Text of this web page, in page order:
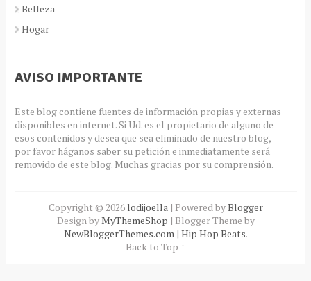
Belleza
Hogar
AVISO IMPORTANTE
Este blog contiene fuentes de información propias y externas
disponibles en internet. Si Ud. es el propietario de alguno de
esos contenidos y desea que sea eliminado de nuestro blog,
por favor háganos saber su petición e inmediatamente será
removido de este blog. Muchas gracias por su comprensión.
Copyright © 2026 lodijoella| Powered byBlogger
Design byMyThemeShop | Blogger Theme by
NewBloggerThemes.com| Hip Hop Beats.
Back to Top ↑